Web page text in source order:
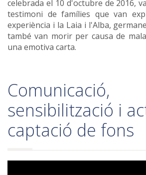
celebrada el 10 d'octubre de 2016,
testimoni de famílies que van
experiència i la Laia i l'Alba,
també van morir per causa de
una emotiva carta.
Comunicació,
sensibilització i
captació de fons